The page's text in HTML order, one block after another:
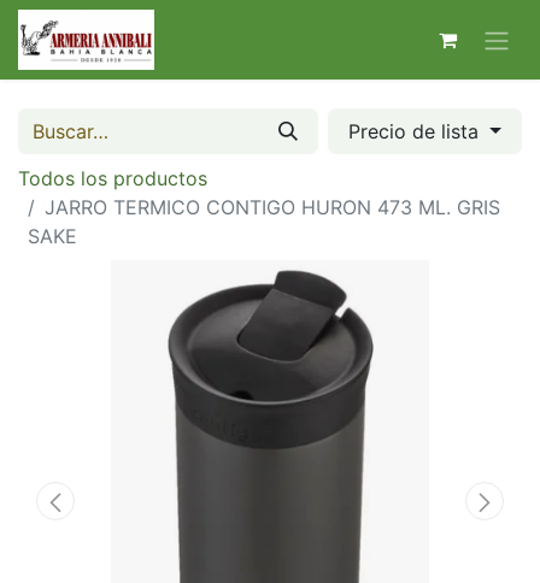
Precio de lista
Todos los productos
JARRO TERMICO CONTIGO HURON 473 ML. GRIS
SAKE